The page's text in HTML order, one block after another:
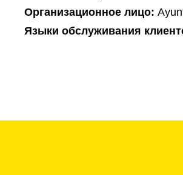
Организационное лицо:
Языки обслуживания